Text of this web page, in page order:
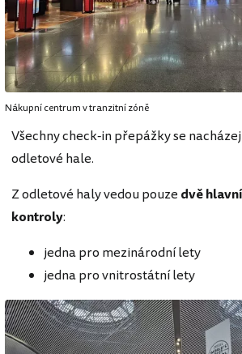
Nákupní centrum v tranzitní zóně
Všechny check-in přepážky se
odletové hale.
Z odletové haly vedou pouze dvě
kontroly:
jedna pro mezinárodní lety
jedna pro vnitrostátní lety